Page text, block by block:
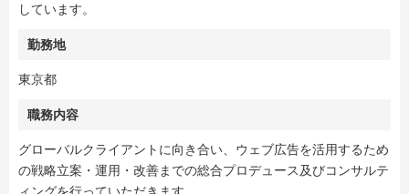
しています。
勤務地
東京都
職務内容
グローバルクライアントに向き合い、ウェブ広告を活用するため
の戦略立案・運用・改善までの総合プロデュース及びコンサルテ